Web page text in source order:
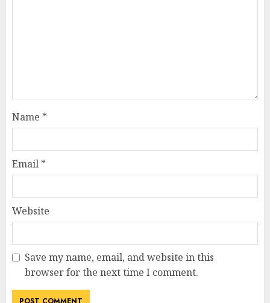
Name *
Email *
Website
Save my name, email, and website in this
browser for the next time I comment.